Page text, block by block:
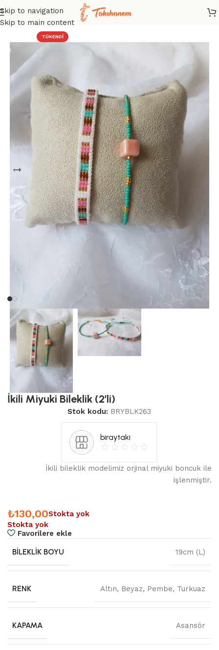
Skip to navigation
Skip to main content
Ana Sayfa/ Mağaza Bileklik
TÜKENDI
İkili Miyuki Bileklik (2’li)
Stok kodu: BRYBLK263
biraytaki
İkili bileklik modelimiz orjinal miyuki boncuk ile
işlenmiştir.
₺130,00Stokta yok
Stokta yok
Favorilere ekle
BILEKLIK BOYU 19cm (L)
RENK Altın, Beyaz, Pembe, Turkuaz
KAPAMA Asansör